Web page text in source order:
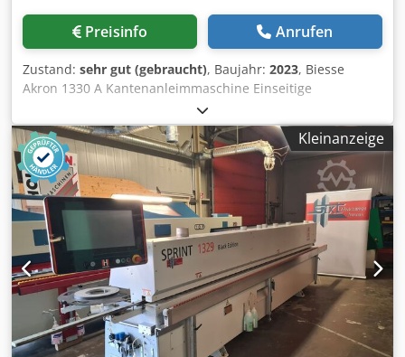
Preisinfo Anrufen
Zustand: sehr gut (gebraucht), Baujahr: 2023, Biesse
Akron 1330 A Kantenanleimmaschine Einseitige
Kantenanleimmaschine AKRON 1330-A
Leimauftragseinheit SP03 Endbesäumschneideeinheit IT03
Feintrimmaggregat RF02 Eckenrundungsaggregat AR02
VORFRÄSAGGREGAT RT02 – Symmetrische
Diamantwerkzeuge H=45 mm Z=2+2 30° inklusive.
KANTENABZIEHER RB02 – Werkzeuge sind nicht enthalten.
LEIMABZIEHEINHEIT RC02 BÜRSTAGGREGAT SZ02
ZUSÄTZLICHE SEITLICHE PLATTENAUFLAGE KIT FÜR DIE
INSTALLATION DES PLATTENRÜCKFÜHRSYSTEMS
MANUELLES AUFGABESYSTEM FÜR SCHMALE WERKSTÜCKE
KIT ZUR BEARBEITUNG VON „SHADOW LINE“-
PROFILPLATTEN GERADER LUFTTISCH IM
MASCHINENVORSCHUB ANTIHAFTMITTELEINHEIT ADZ02
Kleinanzeige